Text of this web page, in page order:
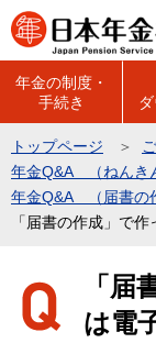
こ
の
の
先
年金の制度・
手続き
トップページ
年金Q&A （ねんき
年金Q&A （届書の
「届書の作成」で
「届
は電